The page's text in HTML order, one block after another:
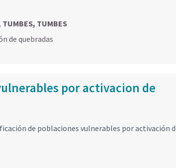
TUMBES
de quebradas
por activacion de
de poblaciones vulnerables por activación